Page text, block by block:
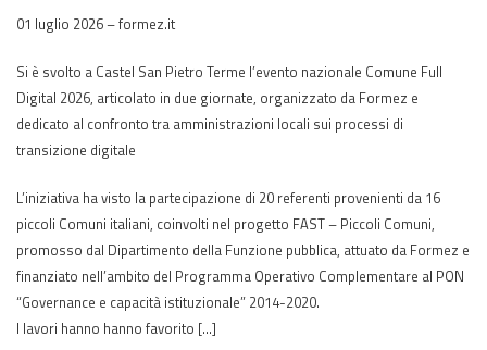
01 luglio 2026 – formez.it
Si è svolto a Castel San Pietro Terme l’evento nazionale Comune Full
Digital 2026, articolato in due giornate, organizzato da Formez e
dedicato al confronto tra amministrazioni locali sui processi di
transizione digitale
L’iniziativa ha visto la partecipazione di 20 referenti provenienti da 16
piccoli Comuni italiani, coinvolti nel progetto FAST – Piccoli Comuni,
promosso dal Dipartimento della Funzione pubblica, attuato da Formez e
finanziato nell’ambito del Programma Operativo Complementare al PON
“Governance e capacità istituzionale” 2014-2020.
I lavori hanno hanno favorito […]